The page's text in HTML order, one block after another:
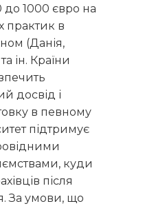
1000 євро на
практик в
(Данія,
ін. Країни
досвід і
в певному
підтримує
куди
після
За умови, що